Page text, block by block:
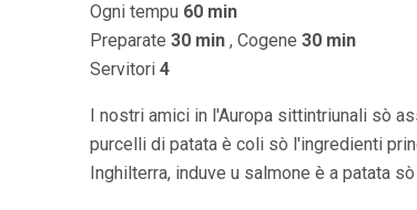
Ogni tempu 60 min
Preparate 30 min , Cogene 30 min
Servitori 4
I nostri amici in l'Auropa sittintriunali sò
purcelli di patata è coli sò l'ingredienti
Inghilterra, induve u salmone è a patata